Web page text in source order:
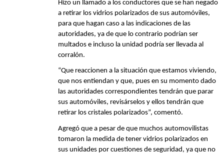
Hizo un llamado a los conductores que se han negado
a retirar los vidrios polarizados de sus automóviles,
para que hagan caso a las indicaciones de las
autoridades, ya de que lo contrario podrían ser
multados e incluso la unidad podría ser llevada al
corralón.
“Que reaccionen a la situación que estamos viviendo,
que nos entiendan y que, pues en su momento dado
las autoridades correspondientes tendrán que parar
sus automóviles, revisárselos y ellos tendrán que
retirar los cristales polarizados”, comentó.
Agregó que a pesar de que muchos automovilistas
tomaron la medida de tener vidrios polarizados en
sus unidades por cuestiones de seguridad, ya que no